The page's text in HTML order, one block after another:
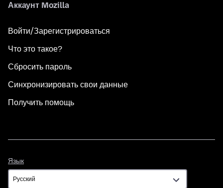
Аккаунт Mozilla
Войти/Зарегистрироваться
Что это такое?
Сбросить пароль
Синхронизировать свои данные
Получить помощь
Язык